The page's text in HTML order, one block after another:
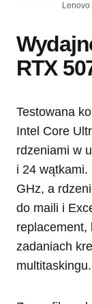
RTX
Testowana
Intel Core
rdzeniami w
i 24
GHz, a
do maili i
replacement,
zadaniach
multitaskingu.